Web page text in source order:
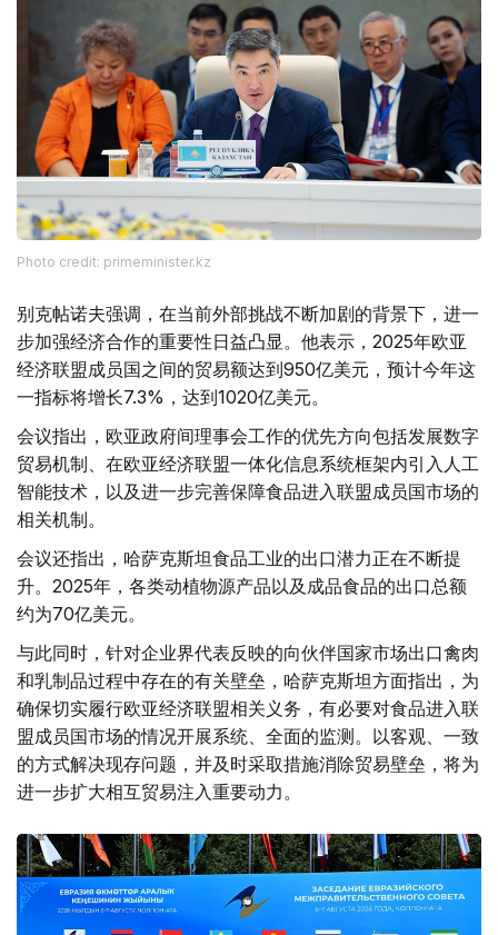
Photo credit: primeminister.kz
别克帖诺夫强调，在当前外部挑战不断加剧的背景下，进一
步加强经济合作的重要性日益凸显。他表示，2025年欧亚
经济联盟成员国之间的贸易额达到950亿美元，预计今年这
一指标将增长7.3%，达到1020亿美元。
会议指出，欧亚政府间理事会工作的优先方向包括发展数字
贸易机制、在欧亚经济联盟一体化信息系统框架内引入人工
智能技术，以及进一步完善保障食品进入联盟成员国市场的
相关机制。
会议还指出，哈萨克斯坦食品工业的出口潜力正在不断提
升。2025年，各类动植物源产品以及成品食品的出口总额
约为70亿美元。
与此同时，针对企业界代表反映的向伙伴国家市场出口禽肉
和乳制品过程中存在的有关壁垒，哈萨克斯坦方面指出，为
确保切实履行欧亚经济联盟相关义务，有必要对食品进入联
盟成员国市场的情况开展系统、全面的监测。以客观、一致
的方式解决现存问题，并及时采取措施消除贸易壁垒，将为
进一步扩大相互贸易注入重要动力。